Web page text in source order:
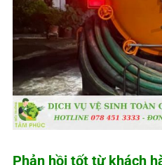
Phản hồi tốt từ khách